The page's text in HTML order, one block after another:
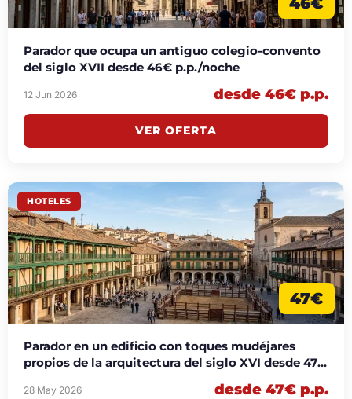
Parador que ocupa un antiguo colegio-convento
del siglo XVII desde 46€ p.p./noche
12 Jun 2026 desde 46€ p.p.
VER OFERTA
HOTELES
47€
Parador en un edificio con toques mudéjares
propios de la arquitectura del siglo XVI desde 47€
28 May 2026 desde 47€ p.p.